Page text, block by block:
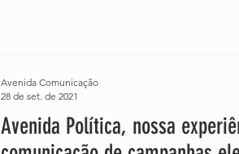
Avenida Política, nossa
Avenida Comunicação
28 de set. de 2021